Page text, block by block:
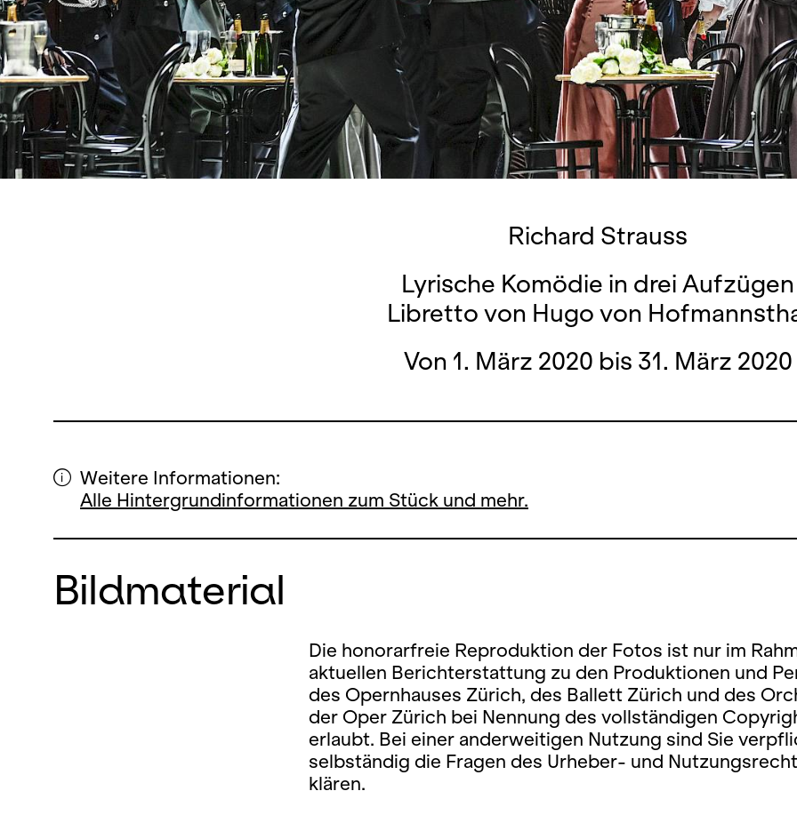
Richard Strauss
Lyrische Komödie in drei Aufzügen
Libretto von Hugo von
Von 1. März 2020 bis 31. März 2020
Weitere Informationen:
Alle Hintergrundinformationen zum Stück und mehr.
Bildmaterial
Die honorarfreie Reproduktion der Fotos ist nur im
aktuellen Berichterstattung zu den Produktionen und
des Opernhauses Zürich, des Ballett Zürich und des
der Oper Zürich bei Nennung des vollständigen
erlaubt. Bei einer anderweitigen Nutzung sind Sie
selbständig die Fragen des Urheber- und
klären.